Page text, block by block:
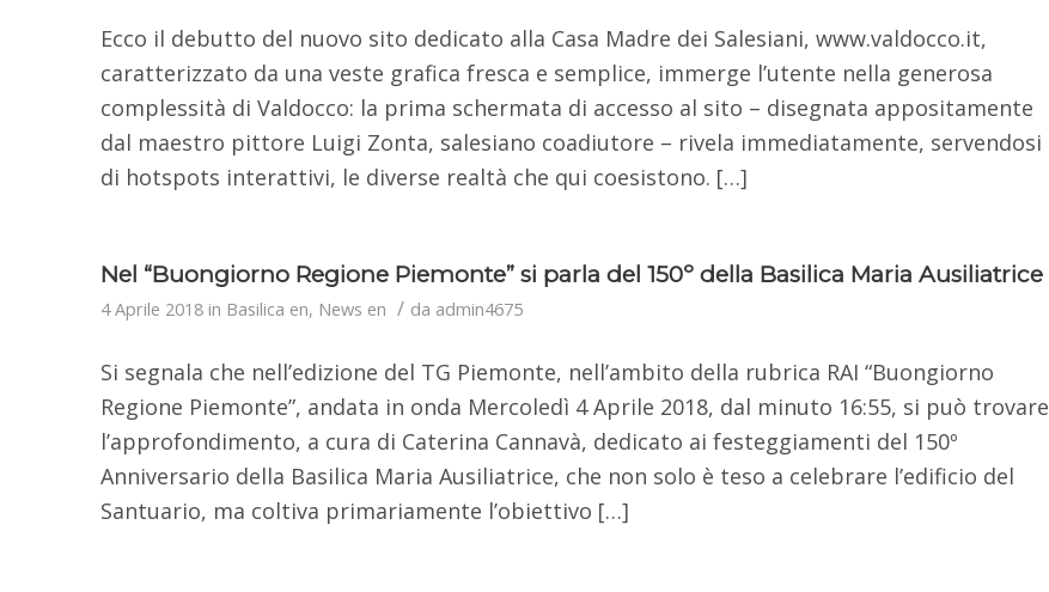
Ecco il debutto del nuovo sito dedicato alla Casa Madre dei Salesiani, www.valdocco.it,
caratterizzato da una veste grafica fresca e semplice, immerge l’utente nella generosa
complessità di Valdocco: la prima schermata di accesso al sito – disegnata appositamente
dal maestro pittore Luigi Zonta, salesiano coadiutore – rivela immediatamente, servendosi
di hotspots interattivi, le diverse realtà che qui coesistono. […]
Nel “Buongiorno Regione Piemonte” si parla del 150º della Basilica Maria Ausiliatrice
4 Aprile 2018 in Basilica en, News en / da admin4675
Si segnala che nell’edizione del TG Piemonte, nell’ambito della rubrica RAI “Buongiorno
Regione Piemonte”, andata in onda Mercoledì 4 Aprile 2018, dal minuto 16:55, si può trovare
l’approfondimento, a cura di Caterina Cannavà, dedicato ai festeggiamenti del 150º
Anniversario della Basilica Maria Ausiliatrice, che non solo è teso a celebrare l’edificio del
Santuario, ma coltiva primariamente l’obiettivo […]